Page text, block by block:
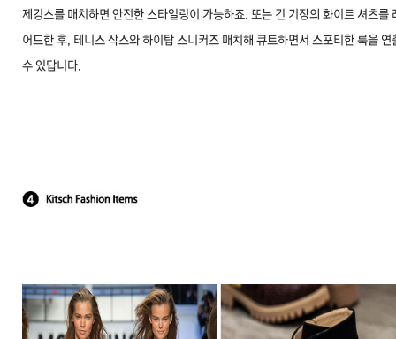
제깅스를 매치하면 안전한 스타일링이 가능하죠. 또는 긴 기장의 화이트 셔츠를
어드한 후, 테니스 삭스와 하이탑 스니커즈 매치해 큐트하면서 스포티한 룩을 연
수 있답니다.